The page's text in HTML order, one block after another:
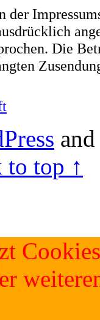
der
Die
to top ↑